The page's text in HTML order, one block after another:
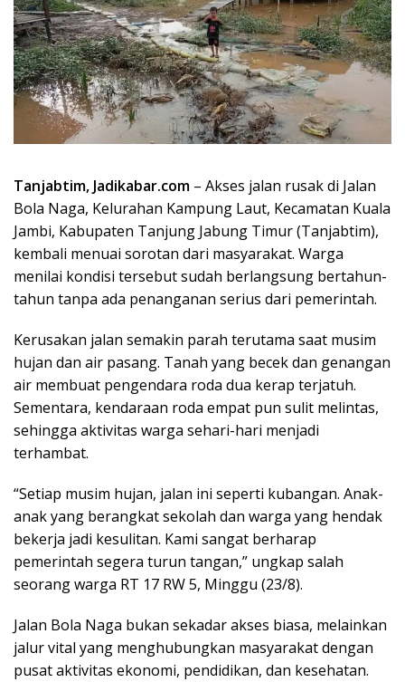
Tanjabtim, Jadikabar.com – Akses jalan rusak di Jalan
Bola Naga, Kelurahan Kampung Laut, Kecamatan Kuala
Jambi, Kabupaten Tanjung Jabung Timur (Tanjabtim),
kembali menuai sorotan dari masyarakat. Warga
menilai kondisi tersebut sudah berlangsung bertahun-
tahun tanpa ada penanganan serius dari pemerintah.
Kerusakan jalan semakin parah terutama saat musim
hujan dan air pasang. Tanah yang becek dan genangan
air membuat pengendara roda dua kerap terjatuh.
Sementara, kendaraan roda empat pun sulit melintas,
sehingga aktivitas warga sehari-hari menjadi
terhambat.
“Setiap musim hujan, jalan ini seperti kubangan. Anak-
anak yang berangkat sekolah dan warga yang hendak
bekerja jadi kesulitan. Kami sangat berharap
pemerintah segera turun tangan,” ungkap salah
seorang warga RT 17 RW 5, Minggu (23/8).
Jalan Bola Naga bukan sekadar akses biasa, melainkan
jalur vital yang menghubungkan masyarakat dengan
pusat aktivitas ekonomi, pendidikan, dan kesehatan.